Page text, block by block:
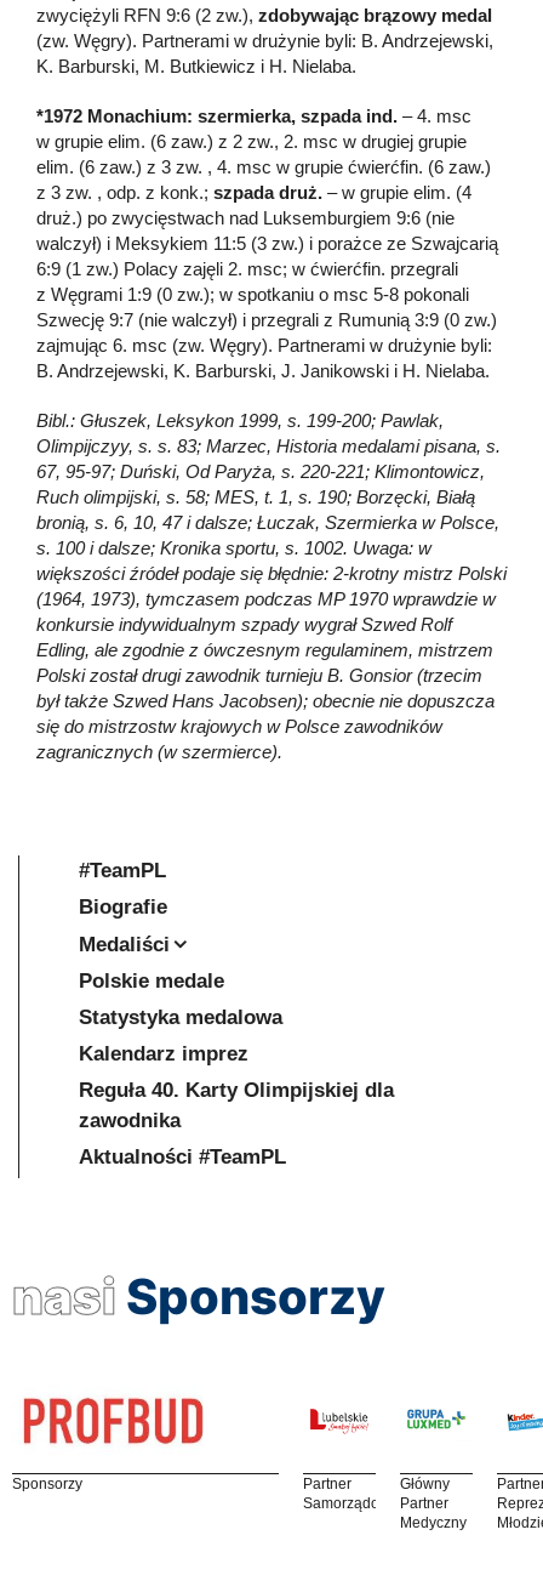
zwyciężyli RFN 9:6 (2 zw.), zdobywając brązowy medal
(zw. Węgry). Partnerami w drużynie byli: B. Andrzejewski,
K. Barburski, M. Butkiewicz i H. Nielaba.
*1972 Monachium: szermierka, szpada ind. – 4. msc
w grupie elim. (6 zaw.) z 2 zw., 2. msc w drugiej grupie
elim. (6 zaw.) z 3 zw. , 4. msc w grupie ćwierćfin. (6 zaw.)
z 3 zw. , odp. z konk.; szpada druż. – w grupie elim. (4
druż.) po zwycięstwach nad Luksemburgiem 9:6 (nie
walczył) i Meksykiem 11:5 (3 zw.) i porażce ze Szwajcarią
6:9 (1 zw.) Polacy zajęli 2. msc; w ćwierćfin. przegrali
z Węgrami 1:9 (0 zw.); w spotkaniu o msc 5-8 pokonali
Szwecję 9:7 (nie walczył) i przegrali z Rumunią 3:9 (0 zw.)
zajmując 6. msc (zw. Węgry). Partnerami w drużynie byli:
B. Andrzejewski, K. Barburski, J. Janikowski i H. Nielaba.
Bibl.: Głuszek, Leksykon 1999, s. 199-200; Pawlak,
Olimpijczyy, s. s. 83; Marzec, Historia medalami pisana, s.
67, 95-97; Duński, Od Paryża, s. 220-221; Klimontowicz,
Ruch olimpijski, s. 58; MES, t. 1, s. 190; Borzęcki, Białą
bronią, s. 6, 10, 47 i dalsze; Łuczak, Szermierka w Polsce,
s. 100 i dalsze; Kronika sportu, s. 1002. Uwaga: w
większości źródeł podaje się błędnie: 2-krotny mistrz Polski
(1964, 1973), tymczasem podczas MP 1970 wprawdzie w
konkursie indywidualnym szpady wygrał Szwed Rolf
Edling, ale zgodnie z ówczesnym regulaminem, mistrzem
Polski został drugi zawodnik turnieju B. Gonsior (trzecim
był także Szwed Hans Jacobsen); obecnie nie dopuszcza
się do mistrzostw krajowych w Polsce zawodników
zagranicznych (w szermierce).
#TeamPL
Biografie
Medaliści
Polskie medale
Statystyka medalowa
Kalendarz imprez
Reguła 40. Karty Olimpijskiej dla
zawodnika
Aktualności #TeamPL
nasi Sponsorzy
Sponsorzy
Partner
Samorządowy
Główny
Partner
Medyczny